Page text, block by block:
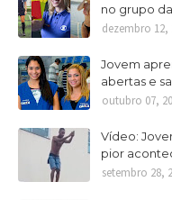
no grupo
dezembro 12,
Jovem
abertas e
outubro 07,
Vídeo:
pior
setembro 28,